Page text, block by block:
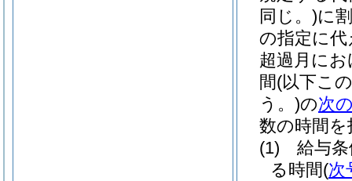
同じ。)に
の指定に
超過月に
間(以下こ
う。)の次
数の時間
(1)
給与
る時間(次